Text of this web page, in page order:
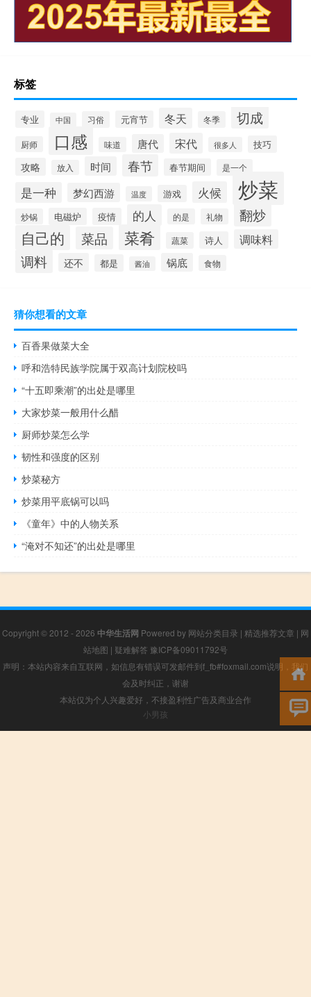
标签
专业 中国 习俗 元宵节 冬天 冬季 切成
厨师 口感 味道 唐代 宋代 很多人 技巧
攻略 放入 时间 春节 春节期间 是一个
是一种 梦幻西游 温度 游戏 火候 炒菜
炒锅 电磁炉 疫情 的人 的是 礼物 翻炒
自己的 菜品 菜肴 蔬菜 诗人 调味料
调料 还不 都是 酱油 锅底 食物
猜你想看的文章
百香果做菜大全
呼和浩特民族学院属于双高计划院校吗
“十五即乘潮”的出处是哪里
大家炒菜一般用什么醋
厨师炒菜怎么学
韧性和强度的区别
炒菜秘方
炒菜用平底锅可以吗
《童年》中的人物关系
“淹对不知还”的出处是哪里
Copyright © 2012 - 2026 中华生活网 Powered by 网站分类目录 | 精选推荐文章 | 网
站地图 | 疑难解答 豫ICP备09011792号
声明：本站内容来自互联网，如信息有错误可发邮件到f_fb#foxmail.com说明，我们
会及时纠正，谢谢
本站仅为个人兴趣爱好，不接盈利性广告及商业合作
小男孩